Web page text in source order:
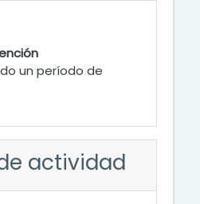
un período de
actividad